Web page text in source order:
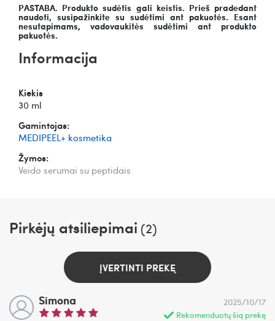
PASTABA. Produkto sudėtis gali keistis. Prieš pradedant
naudoti, susipažinkite su sudėtimi ant pakuotės. Esant
nesutapimams, vadovaukitės sudėtimi ant produkto
pakuotės.
Informacija
Kiekis
30 ml
Gamintojas:
MEDIPEEL+ kosmetika
Žymos:
Veido serumai su peptidais
Pirkėjų atsiliepimai (2)
ĮVERTINTI PREKĘ
Simona
Rekomenduotų šią prekę
2025/10/17